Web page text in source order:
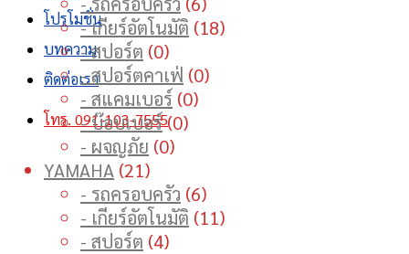
โปรโมชั่น
บทความ
ติดต่อเรา
โทร. 091-103-7555
products
- เกียร์อัตโนมัติ 1818
- สปอร์ต 00
products
- สปอร์ตคาเฟ่ 00
- สแคมเบอร์ 00
- บ๊อบเบอร์ 00
- ผจญภัย 00
YAMAHA 2121
products
- รถครอบครัว 66
products
- เกียร์อัตโนมัติ 1111
- สปอร์ต 44